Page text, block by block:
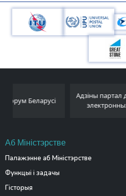
Адзіны партал дзяржаўных
электронных паслуг
Аб Міністэрстве
Палажэнне аб Міністэрстве
Функцыі і задачы
Гісторыя